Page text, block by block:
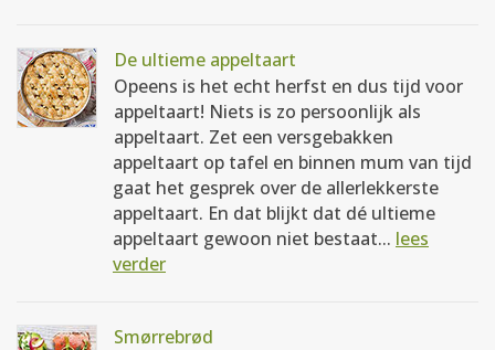
De ultieme appeltaart
Opeens is het echt herfst en dus tijd voor
appeltaart! Niets is zo persoonlijk als
appeltaart. Zet een versgebakken
appeltaart op tafel en binnen mum van tijd
gaat het gesprek over de allerlekkerste
appeltaart. En dat blijkt dat dé ultieme
appeltaart gewoon niet bestaat... lees
verder
Smørrebrød